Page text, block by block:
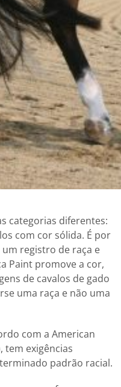
categorias diferentes:
com cor sólida. É por
um registro de raça e
Paint promove a cor,
de cavalos de gado
uma raça e não uma
com a American
tem exigências
padrão racial.